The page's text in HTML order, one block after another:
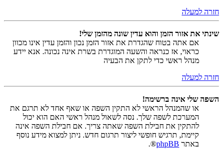
חזרה למעלה
שינתי את אזור הזמן והוא עדין שונה מהזמן שלי!
אם אתה בטוח שהגדרת את אזור הזמן נכון והזמן עדין אינו מכוון
כראוי, אז כנראה והשעה המוגדרת בשרת אינה נכונה. אנא יידע
מנהל ראשי כדי לתקן את הבעיה
חזרה למעלה
השפה שלי אינה ברשימה!
או שהמנהל הראשי לא התקין השפה או שאף אחד לא תרגם את
המערכת לשפה שלך. נסה לשאול מנהל ראשי האם הוא יכול
להתקין את חבילת השפה שאתה צריך. אם חבילת השפה אינה
קיימת, תרגיש חופשי ליצור תרגום חדש. ניתן למצוא מידע נוסף
באתר phpBB
®.